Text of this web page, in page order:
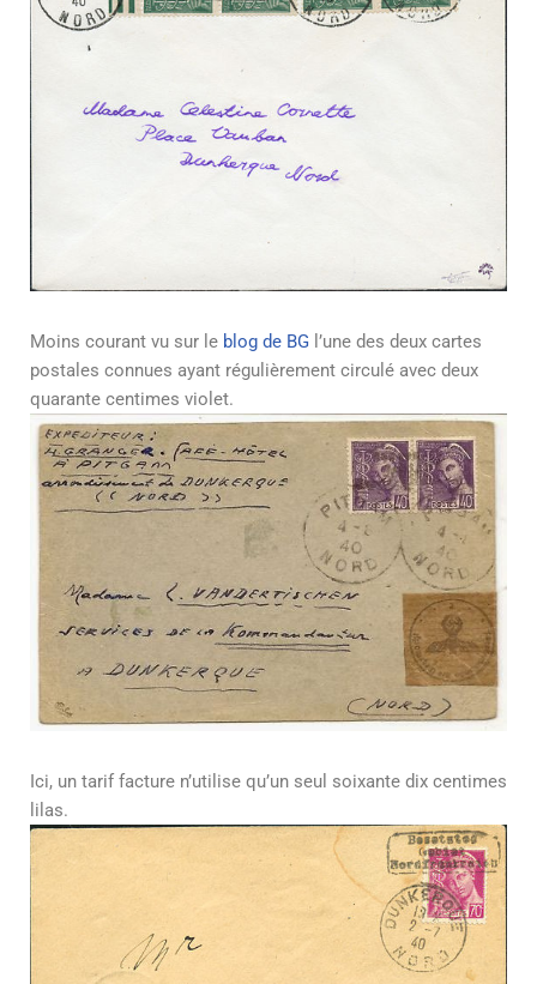
Moins courant vu sur le blog de BG l’une des deux cartes
postales connues ayant régulièrement circulé avec deux
quarante centimes violet.
Ici, un tarif facture n’utilise qu’un seul soixante dix centimes
lilas.